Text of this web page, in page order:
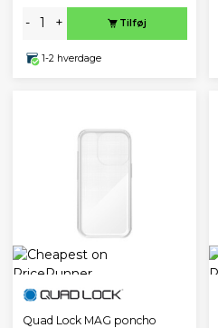
- + Tilføj
1-2 hverdage
Quad Lock MAG poncho